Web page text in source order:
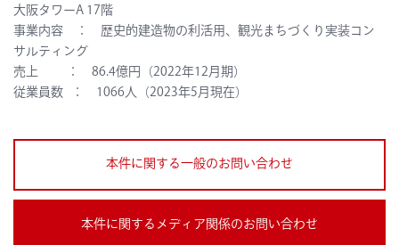
大阪タワーA 17階
事業内容 ： 歴史的建造物の利活用、観光まちづくり実装コン
サルティング
売上 ： 86.4億円（2022年12月期）
従業員数 ： 1066人（2023年5月現在）
本件に関する一般のお問い合わせ
本件に関するメディア関係のお問い合わせ